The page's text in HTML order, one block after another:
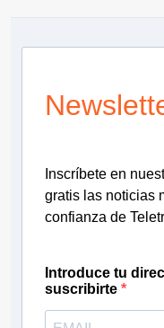
Inscríbete en
gratis las noticias
confianza de
Introduce tu
suscribirte